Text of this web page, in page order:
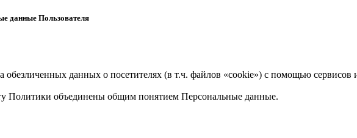
данные Пользователя
обезличенных данных о посетителях (в т.ч. файлов «cookie») с помощью
Политики объединены общим понятием Персональные данные.